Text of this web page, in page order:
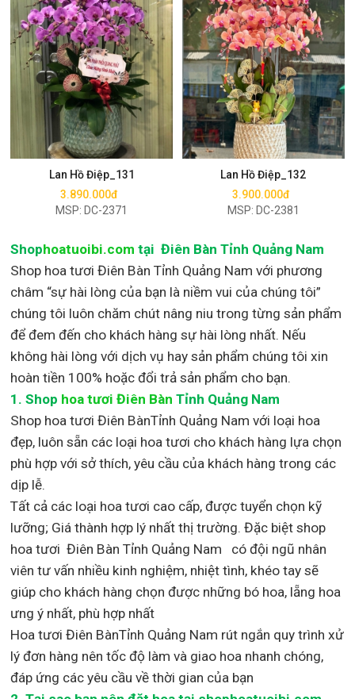
Lan Hồ Điệp_131
3.890.000đ
MSP: DC-2371
Mua ngay
Lan Hồ Điệp_132
3.900.000đ
MSP: DC-2381
Mua ngay
Shophoatuoibi.com tại Điên Bàn Tỉnh Quảng Nam
Shop hoa tươi Điên Bàn Tỉnh Quảng Nam với phương
châm “sự hài lòng của bạn là niềm vui của chúng tôi”
chúng tôi luôn chăm chút nâng niu trong từng sản phẩm
để đem đến cho khách hàng sự hài lòng nhất. Nếu
không hài lòng với dịch vụ hay sản phẩm chúng tôi xin
hoàn tiền 100% hoặc đổi trả sản phẩm cho bạn.
1.Shop hoa tươi Điên Bàn Tỉnh Quảng Nam
Shop hoa tươi Điên BànTỉnh Quảng Nam với loại hoa
đẹp, luôn sẵn các loại hoa tươi cho khách hàng lựa chọn
phù hợp với sở thích, yêu cầu của khách hàng trong các
dịp lễ.
Tất cả các loại hoa tươi cao cấp, được tuyển chọn kỹ
lưỡng; Giá thành hợp lý nhất thị trường. Đặc biệt shop
hoa tươi Điên Bàn Tỉnh Quảng Nam
có đội ngũ nhân
viên tư vấn nhiều kinh nghiệm, nhiệt tình, khéo tay sẽ
giúp cho khách hàng chọn được những bó hoa, lẵng hoa
ưng ý nhất, phù hợp nhất
Hoa tươi Điên BànTỉnh Quảng Nam rút ngắn quy trình xử
lý đơn hàng nên tốc độ làm và giao hoa nhanh chóng,
đáp ứng các yêu cầu về thời gian của bạn